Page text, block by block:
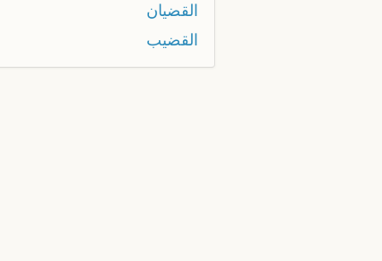
القضيان
القضيب